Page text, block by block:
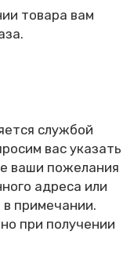
товара вам
службой
вас указать
ваши пожелания
адреса или
примечании.
при получении